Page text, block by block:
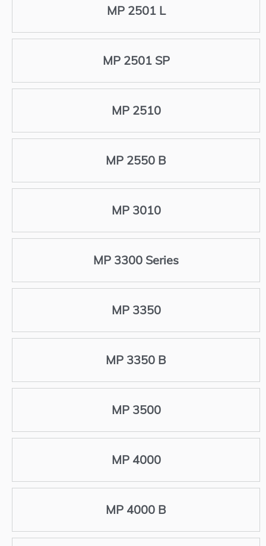
MP 2501 L
MP 2501 SP
MP 2510
MP 2550 B
MP 3010
MP 3300 Series
MP 3350
MP 3350 B
MP 3500
MP 4000
MP 4000 B